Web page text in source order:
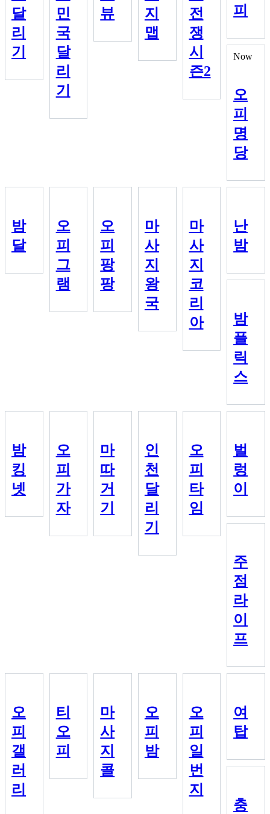
달
리
기
민
국
달
리
기
뷰
지
맵
전
쟁
시
즌2
피
Now
오
피
명
당
밤
달
오
피
그
램
오
피
팡
팡
마
사
지
왕
국
마
사
지
코
리
아
난
밤
밤
플
릭
스
밤
킹
넷
오
피
가
자
마
따
거
기
인
천
달
리
기
오
피
타
임
벌
렁
이
주
점
라
이
프
오
피
갤
러
리
티
오
피
마
사
지
콜
오
피
밤
오
피
일
번
지
여
탑
충